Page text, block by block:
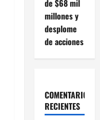
de $68 mil
millones y
desplome
de acciones
COMENTARIOS
RECIENTES